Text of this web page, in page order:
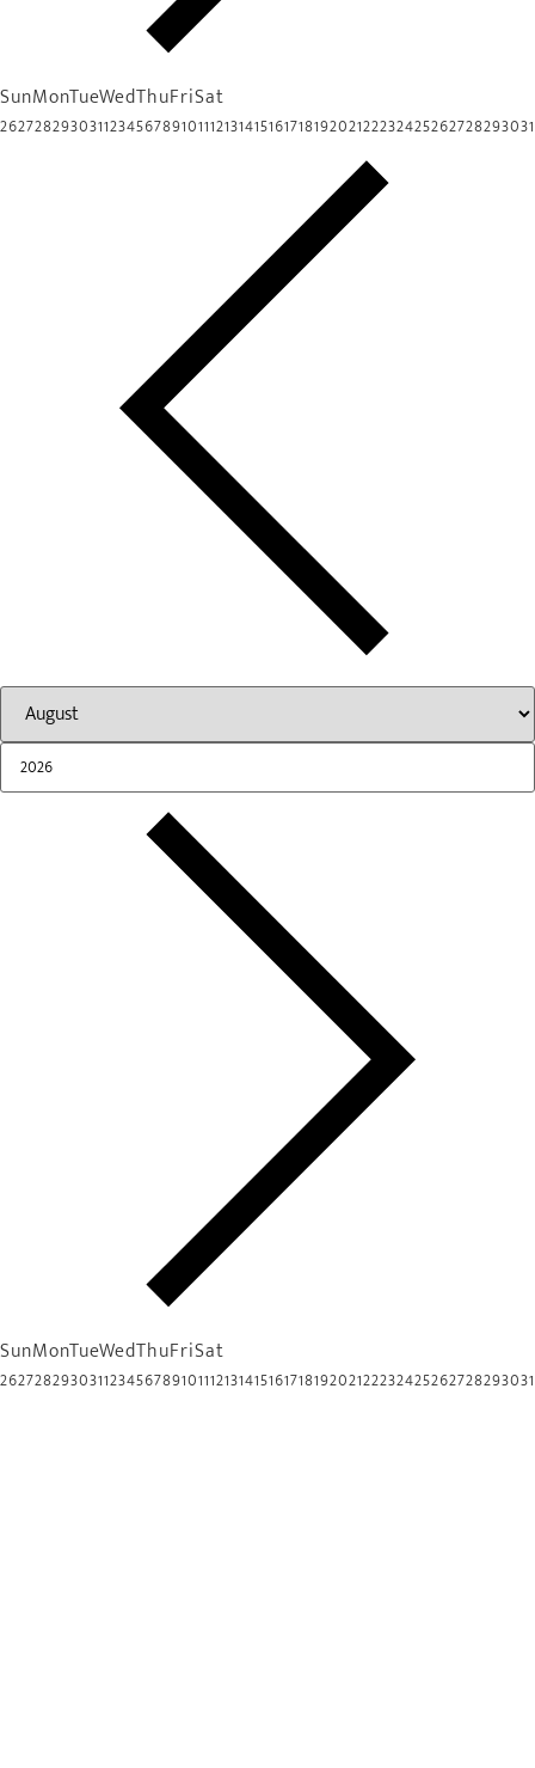
SunMonTueWedThuFriSat
26272829303112345678910111213141516171819202122232425262728293031
SunMonTueWedThuFriSat
26272829303112345678910111213141516171819202122232425262728293031